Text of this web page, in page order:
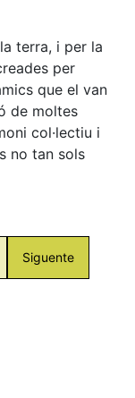
terra, i per la
per
que el van
de moltes
col·lectiu i
no tan sols
Siguente